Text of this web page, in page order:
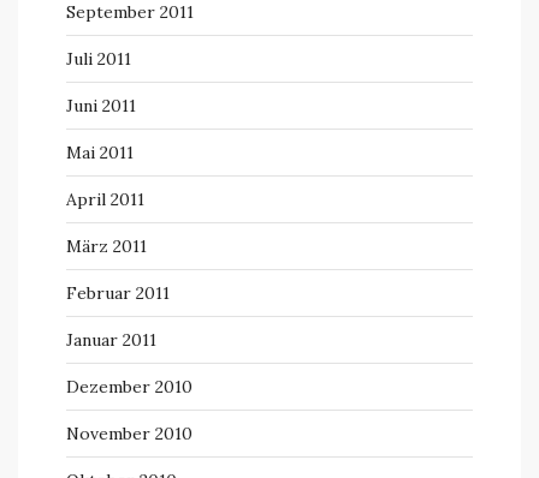
September 2011
Juli 2011
Juni 2011
Mai 2011
April 2011
März 2011
Februar 2011
Januar 2011
Dezember 2010
November 2010